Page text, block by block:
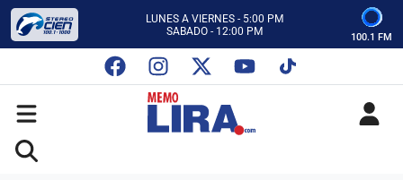
LUNES A VIERNES - 5:00 PM
SABADO - 12:00 PM
CON MEMO LIRA Y SU EQUIPO
LUNES A VIERNES - 5:00 PM
SABADO - 12:00 PM
100.1 FM